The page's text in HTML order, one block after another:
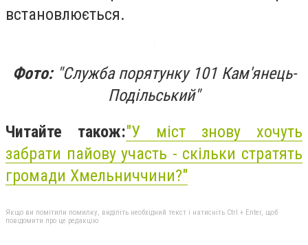
встановлюється.
Фото:"Служба порятунку 101 Кам'янець-
Подільський"
Читайте також:"У міст знову хочуть
забрати пайову участь - скільки стратять
громади Хмельниччини?"
Якщо ви помітили помилку, виділіть необхідний текст і натисніть Ctrl + Enter, щоб
повідомити про це редакцію